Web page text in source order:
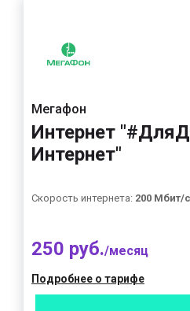
Мегафон
Интернет
Интернет"
Скорость интернета: 200 Мбит/с
250 руб./месяц
Подробнее о тарифе